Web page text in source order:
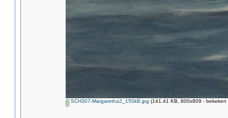
SCH307-Margaretha2_150kB.jpg (141.41 KB, 800x809 - bekeken